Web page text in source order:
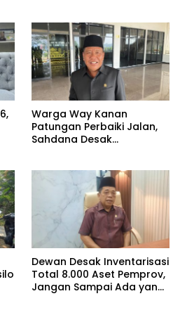
Warga Way Kanan
Patungan Perbaiki Jalan,
Sahdana Desak
Dewan Desak Inventarisasi
Total 8.000 Aset Pemprov,
Jangan Sampai Ada yang